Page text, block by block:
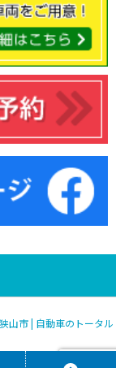
山市 | 自動車のトータル